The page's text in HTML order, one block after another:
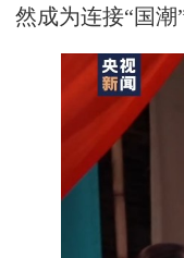
然成为连接“国潮